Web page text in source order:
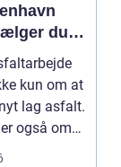
du
kun om at
lag asfalt.
også om